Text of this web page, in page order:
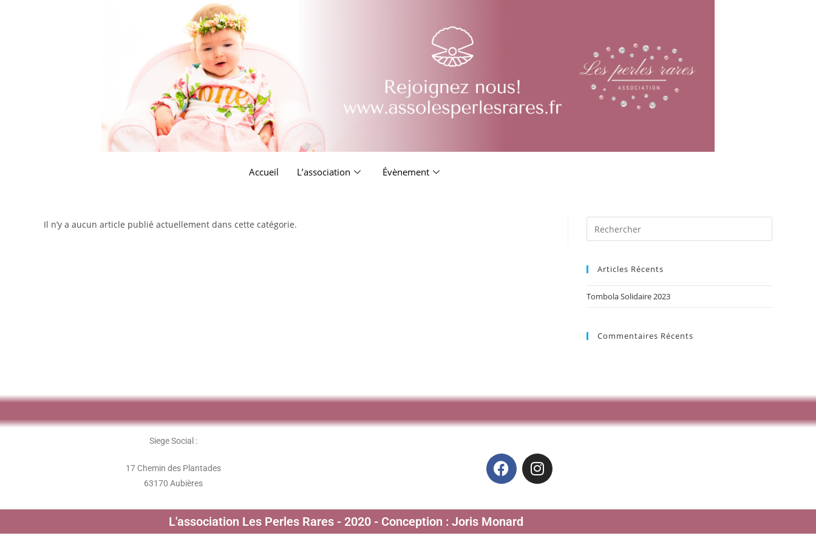
Accueil L’association Évènement
Il n’y a aucun article publié actuellement dans cette catégorie.
Articles Récents
Tombola Solidaire 2023
Commentaires Récents
Siege Social :
17 Chemin des Plantades
63170 Aubières
L'association Les Perles Rares - 2020 - Conception : Joris Monard